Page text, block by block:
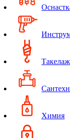
Такелаж
Химия